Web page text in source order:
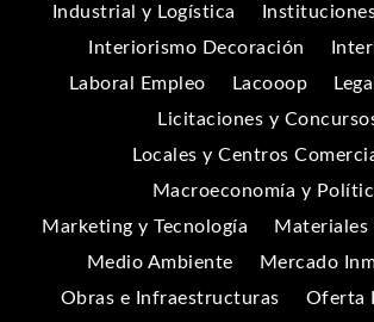
Industrial y Logística
Interiorismo Decoración
Laboral Empleo
Lacooop
Licitaciones y
Locales y Centros
Macroeconomía y
Marketing y Tecnología
Materiales
Medio Ambiente
Mercado
Obras e Infraestructuras
Oferta